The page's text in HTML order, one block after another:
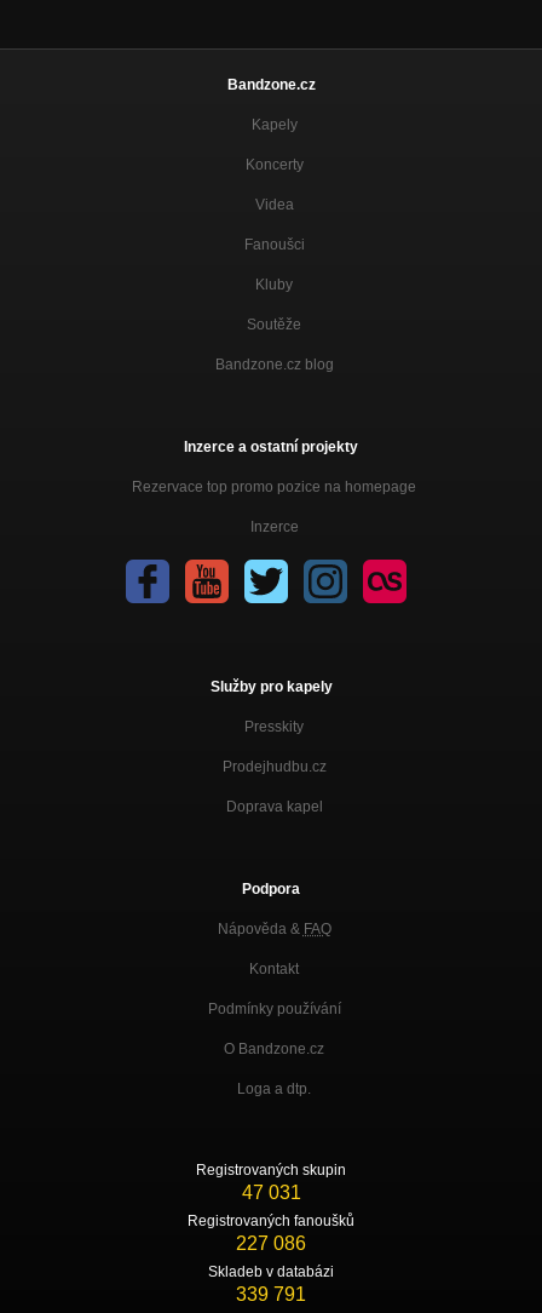
Bandzone.cz
Kapely
Koncerty
Videa
Fanoušci
Kluby
Soutěže
Bandzone.cz blog
Inzerce a ostatní projekty
Rezervace top promo pozice na homepage
Inzerce
Služby pro kapely
Presskity
Prodejhudbu.cz
Doprava kapel
Podpora
Nápověda & FAQ
Kontakt
Podmínky používání
O Bandzone.cz
Loga a dtp.
Registrovaných skupin
47 031
Registrovaných fanoušků
227 086
Skladeb v databázi
339 791